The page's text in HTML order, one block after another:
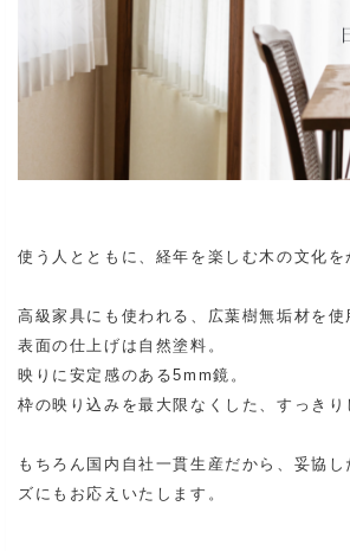
使う人とともに、経年を楽しむ木の文化を
高級家具にも使われる、広葉樹無垢材を使
表面の仕上げは自然塗料。
映りに安定感のある5mm鏡。
枠の映り込みを最大限なくした、すっきり
もちろん国内自社一貫生産だから、妥協し
ズにもお応えいたします。